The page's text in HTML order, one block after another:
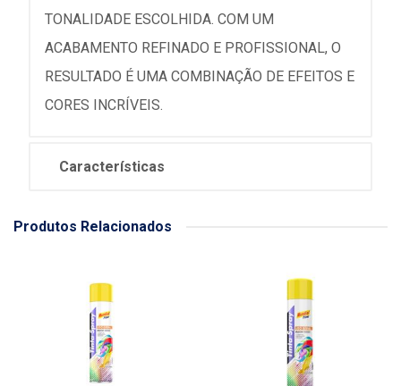
TONALIDADE ESCOLHIDA. COM UM
ACABAMENTO REFINADO E PROFISSIONAL, O
RESULTADO É UMA COMBINAÇÃO DE EFEITOS E
CORES INCRÍVEIS.
Características
Produtos Relacionados